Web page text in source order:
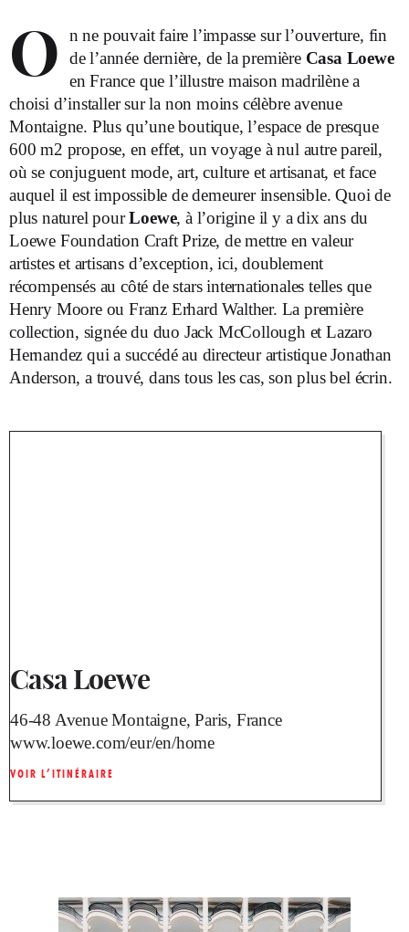
O
n ne pouvait faire l’impasse sur l’ouverture, fin
de l’année dernière, de la première Casa Loewe
en France que l’illustre maison madrilène a
choisi d’installer sur la non moins célèbre avenue
Montaigne. Plus qu’une boutique, l’espace de presque
600 m2 propose, en effet, un voyage à nul autre pareil,
où se conjuguent mode, art, culture et artisanat, et face
auquel il est impossible de demeurer insensible. Quoi de
plus naturel pourLoewe, à l’origine il y a dix ans du
Loewe Foundation Craft Prize, de mettre en valeur
artistes et artisans d’exception, ici, doublement
récompensés au côté de stars internationales telles que
Henry Moore ou Franz Erhard Walther. La première
collection, signée du duo Jack McCollough et Lazaro
Hernandez qui a succédé au directeur artistique Jonathan
Anderson, a trouvé, dans tous les cas, son plus bel écrin.
Casa Loewe
46-48 Avenue Montaigne, Paris, France
www.loewe.com/eur/en/home
VOIR L’ITINÉRAIRE